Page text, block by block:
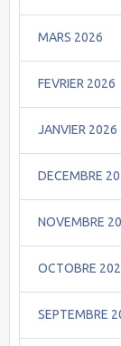
MARS 2026
FEVRIER 2026
JANVIER 2026
DECEMBRE
NOVEMBRE
OCTOBRE
SEPTEMBRE